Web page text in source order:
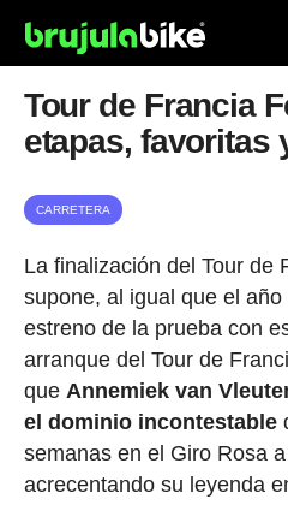
Tour de Francia
etapas, favoritas
CARRETERA
La finalización del Tour de
supone, al igual que el
estreno de la prueba con
arranque del Tour de
que Annemiek van
el dominio incontestable
semanas en el Giro Rosa
acrecentando su leyenda